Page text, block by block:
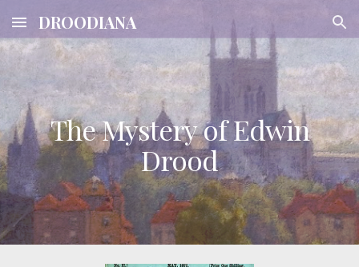
Skip to main content Skip to navigation
DROODIANA
The Mystery of Edwin
Drood